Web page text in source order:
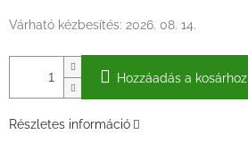
Várható kézbesítés: 2026. 08. 14.
Hozzáadás a kosárhoz
Részletes információ